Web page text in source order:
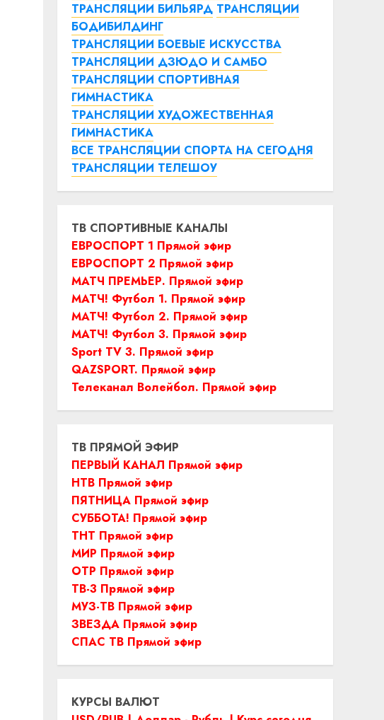
ТРАНСЛЯЦИИ БИЛЬЯРД ТРАНСЛЯЦИИ
БОДИБИЛДИНГ
ТРАНСЛЯЦИИ БОЕВЫЕ ИСКУССТВА
ТРАНСЛЯЦИИ ДЗЮДО И САМБО
ТРАНСЛЯЦИИ СПОРТИВНАЯ
ГИМНАСТИКА
ТРАНСЛЯЦИИ ХУДОЖЕСТВЕННАЯ
ГИМНАСТИКА
ВСЕ ТРАНСЛЯЦИИ СПОРТА НА СЕГОДНЯ
ТРАНСЛЯЦИИ ТЕЛЕШОУ
ТВ СПОРТИВНЫЕ КАНАЛЫ
ЕВРОСПОРТ 1 Прямой эфир
ЕВРОСПОРТ 2 Прямой эфир
МАТЧ ПРЕМЬЕР. Прямой эфир
МАТЧ! Футбол 1. Прямой эфир
МАТЧ! Футбол 2. Прямой эфир
МАТЧ! Футбол 3. Прямой эфир
Sport TV 3. Прямой эфир
QAZSPORT. Прямой эфир
Телеканал Волейбол. Прямой эфир
ТВ ПРЯМОЙ ЭФИР
ПЕРВЫЙ КАНАЛ Прямой эфир
НТВ Прямой эфир
ПЯТНИЦА Прямой эфир
СУББОТА! Прямой эфир
ТНТ Прямой эфир
МИР Прямой эфир
ОТР Прямой эфир
ТВ-3 Прямой эфир
МУЗ-ТВ Прямой эфир
ЗВЕЗДА Прямой эфир
СПАС ТВ Прямой эфир
КУРСЫ ВАЛЮТ